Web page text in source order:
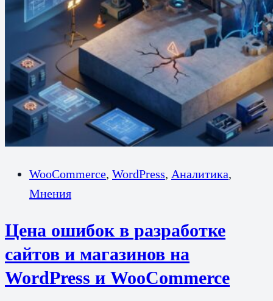
WooCommerce, WordPress, Аналитика,
Мнения
Цена ошибок в разработке
сайтов и магазинов на
WordPress и WooCommerce